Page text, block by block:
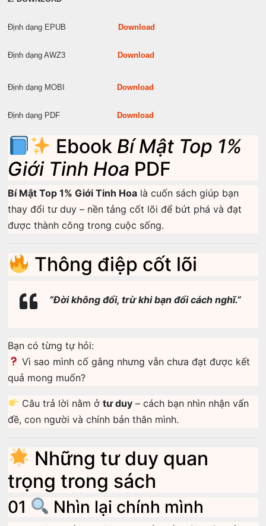
Định dạng EPUBDownload
Định dạng AWZ3Download
Định dạng MOBIDownload
Định dạng PDFDownload
Ebook Bí Mật Top 1%
Giới Tinh Hoa PDF
Bí Mật Top 1% Giới Tinh Hoa là cuốn sách giúp bạn
thay đổi tư duy – nền tảng cốt lõi để bứt phá và đạt
được thành công trong cuộc sống.
Thông điệp cốt lõi
“Đời không đổi, trừ khi bạn đổi cách nghĩ.”
Bạn có từng tự hỏi:
Vì sao mình cố gắng nhưng vẫn chưa đạt được kết
quả mong muốn?
Câu trả lời nằm ở tư duy– cách bạn nhìn nhận vấn
đề, con người và chính bản thân mình.
Những tư duy quan
trọng trong sách
01 Nhìn lại chính mình